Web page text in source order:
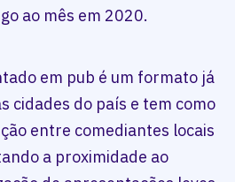
ao mês em 2020.
em pub é um formato já
cidades do país e tem como
entre comediantes locais
a proximidade ao